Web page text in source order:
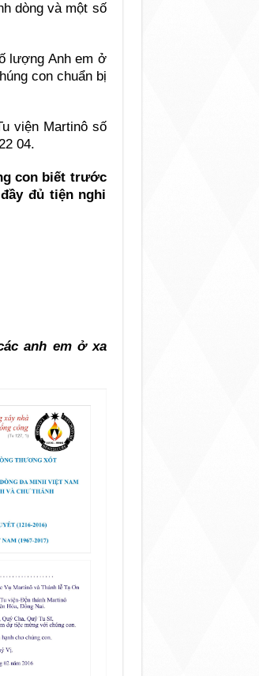
dòng và một số
lượng Anh em ở
con chuẩn bị
viện Martinô số
04.
con biết trước
đủ tiện nghi
anh em ở xa